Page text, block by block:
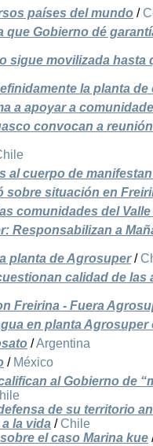
países del mundo /
que Gobierno dé
sigue movilizada
la planta de
a apoyar a
convocan a
al cuerpo de
sobre situación en
comunidades del
Responsabilizan a
planta de Agrosuper/
calidad de las
Freirina - Fuera
en planta Agrosuper
/Argentina
/ México
al Gobierno de
de su territorio
la vida / Chile
el caso Marina kue